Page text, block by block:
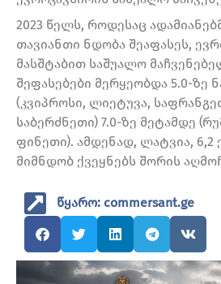
2023 წელს, როდესაც
თავიანთი ნდობა შეაფასეს,
მასშტაბით საშუალო
შეფასებები მერყეობდა 5.0-ზე
(კვიპროსი, ლიეტუვა,
საბერძნეთი) 7.0-ზე მეტამდე
ფინეთი). ამდენად, ლატვია,
მიმნდობ ქვეყნებს შორის
წყარო: commersant.ge